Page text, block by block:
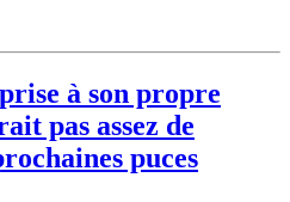
à son propre
pas assez de
puces